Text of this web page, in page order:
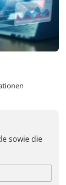
sowie die